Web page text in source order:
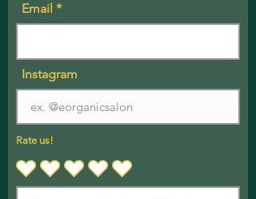
Email
Instagram
Rate us!